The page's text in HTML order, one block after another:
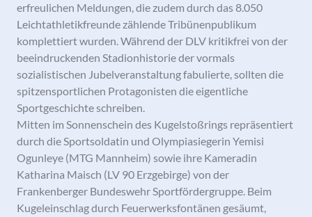
erfreulichen Meldungen, die zudem durch das 8.050
Leichtathletikfreunde zählende Tribünenpublikum
komplettiert wurden. Während der DLV kritikfrei von der
beeindruckenden Stadionhistorie der vormals
sozialistischen Jubelveranstaltung fabulierte, sollten die
spitzensportlichen Protagonisten die eigentliche
Sportgeschichte schreiben.
Mitten im Sonnenschein des Kugelstoßrings repräsentiert
durch die Sportsoldatin und Olympiasiegerin Yemisi
Ogunleye (MTG Mannheim) sowie ihre Kameradin
Katharina Maisch (LV 90 Erzgebirge) von der
Frankenberger Bundeswehr Sportfördergruppe. Beim
Kugeleinschlag durch Feuerwerksfontänen gesäumt,